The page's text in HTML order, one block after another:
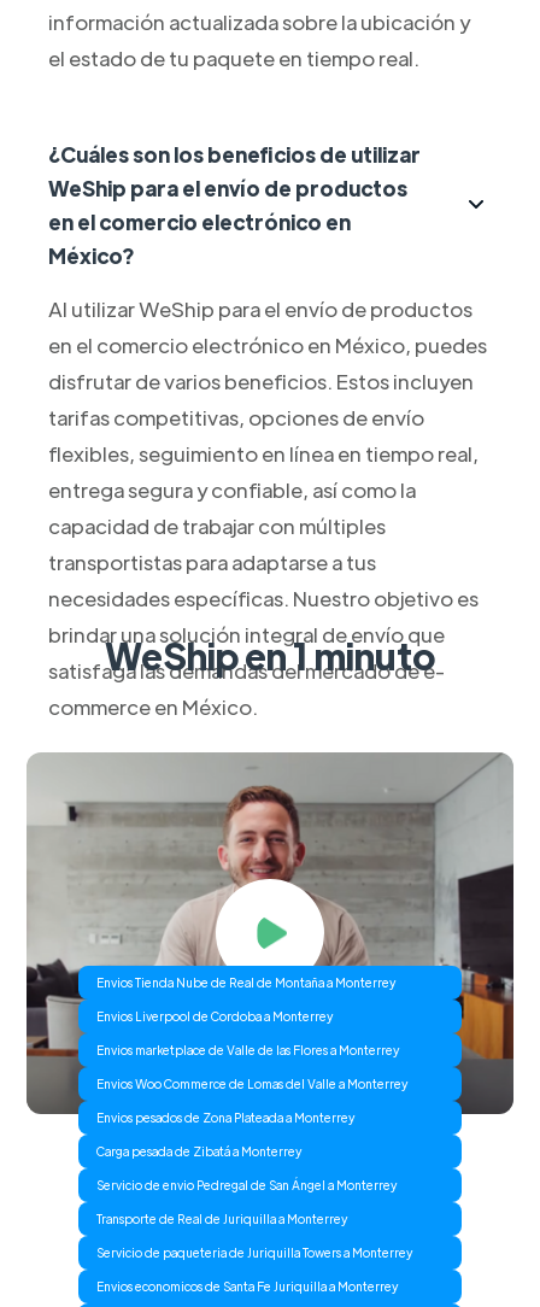
información actualizada sobre la ubicación y
el estado de tu paquete en tiempo real.
¿Cuáles son los beneficios de utilizar
WeShip para el envío de productos
en el comercio electrónico en
México?
Al utilizar WeShip para el envío de productos
en el comercio electrónico en México, puedes
disfrutar de varios beneficios. Estos incluyen
tarifas competitivas, opciones de envío
flexibles, seguimiento en línea en tiempo real,
entrega segura y confiable, así como la
capacidad de trabajar con múltiples
transportistas para adaptarse a tus
necesidades específicas. Nuestro objetivo es
brindar una solución integral de envío que
satisfaga las demandas del mercado de e-
commerce en México.
WeShip en 1 minuto
Envios Tienda Nube de Real de Montaña a Monterrey
Envios Liverpool de Cordoba a Monterrey
Envios marketplace de Valle de las Flores a Monterrey
Envios Woo Commerce de Lomas del Valle a Monterrey
Envios pesados de Zona Plateada a Monterrey
Carga pesada de Zibatá a Monterrey
Servicio de envio Pedregal de San Ángel a Monterrey
Transporte de Real de Juriquilla a Monterrey
Servicio de paqueteria de Juriquilla Towers a Monterrey
Envios economicos de Santa Fe Juriquilla a Monterrey